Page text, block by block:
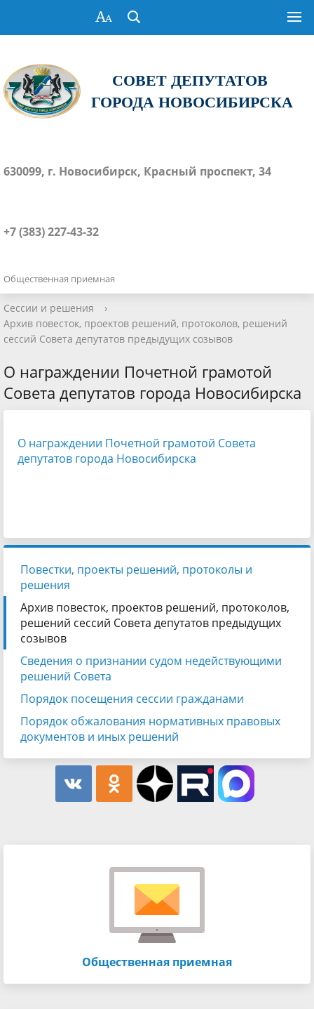
СОВЕТ ДЕПУТАТОВ
ГОРОДА НОВОСИБИРСКА
630099, г. Новосибирск, Красный проспект, 34
+7 (383) 227-43-32
Общественная приемная
Сессии и решения
›
Архив повесток, проектов решений, протоколов, решений
сессий Совета депутатов предыдущих созывов
О награждении Почетной грамотой
Совета депутатов города Новосибирска
О награждении Почетной грамотой Совета
депутатов города Новосибирска
Повестки, проекты решений, протоколы и
решения
Архив повесток, проектов решений, протоколов,
решений сессий Совета депутатов предыдущих
созывов
Сведения о признании судом недействующими
решений Совета
Порядок посещения сессии гражданами
Порядок обжалования нормативных правовых
документов и иных решений
Общественная приемная